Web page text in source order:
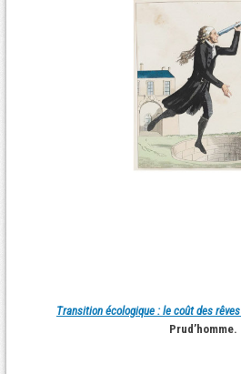
Transition écologique : le coût des rêves
Prud’homme.